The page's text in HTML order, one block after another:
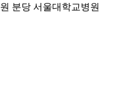
원 분당 서울대학교병원